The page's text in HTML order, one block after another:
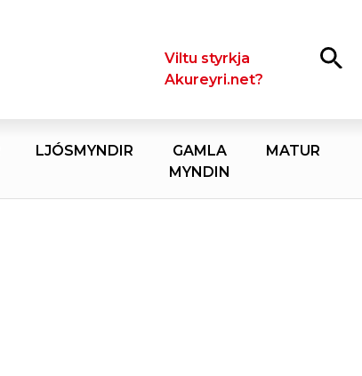
LeitaViltu styrkja
Akureyri.net?
LJÓSMYNDIR
GAMLA
MYNDIN
MATUR